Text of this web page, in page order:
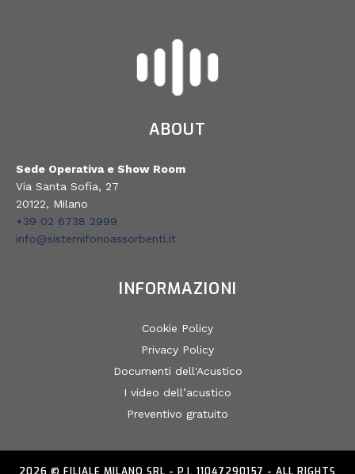
ABOUT
Sede Operativa e Show Room
Via Santa Sofia, 27
20122, Milano
+39 02 6738 2999
info@sistemifonoassorbenti.it
INFORMAZIONI
Cookie Policy
Privacy Policy
Documenti dell'Acustico
I video dell’acustico
Preventivo gratuito
2026 © FILIALE MILANO SRL - P.I. 11047290157 - ALL RIGHTS